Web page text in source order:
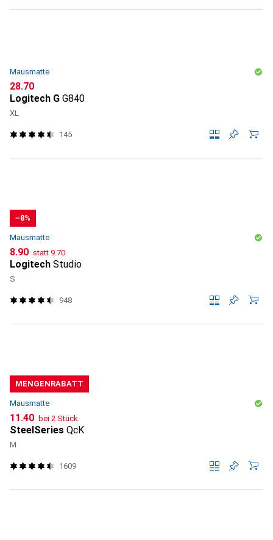
Mausmatte
CHF
28.70
Logitech G G840
XL
145
−8%
Mausmatte
CHF
8.90 statt CHF
9.70
Logitech Studio
S
948
MENGENRABATT
Mausmatte
CHF
11.40 bei 2 Stück
SteelSeries QcK
M
1609